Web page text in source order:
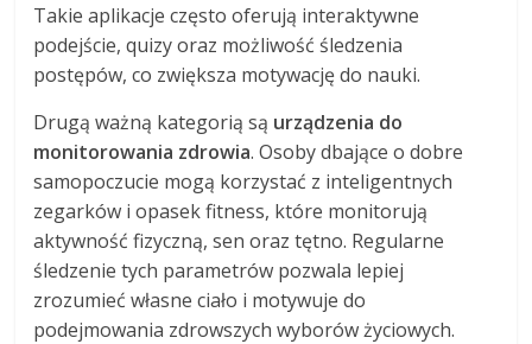
Takie aplikacje często oferują interaktywne
podejście, quizy oraz możliwość śledzenia
postępów, co zwiększa motywację do nauki.
Drugą ważną kategorią są urządzenia do
monitorowania zdrowia. Osoby dbające o dobre
samopoczucie mogą korzystać z inteligentnych
zegarków i opasek fitness, które monitorują
aktywność fizyczną, sen oraz tętno. Regularne
śledzenie tych parametrów pozwala lepiej
zrozumieć własne ciało i motywuje do
podejmowania zdrowszych wyborów życiowych.